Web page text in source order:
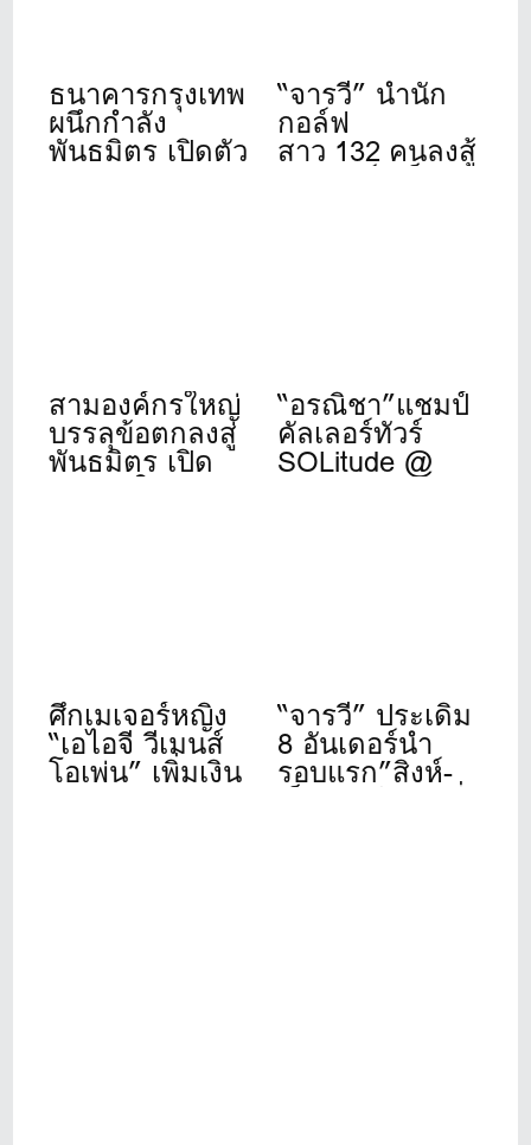
ธนาคารกรุงเทพ
ผนึกกำลัง
พันธมิตร เปิดตัว
“จารวี” นำนัก
กอล์ฟ
สาว 132 คนลงสู้
ศึก”สิงห์- เอ็นเอ
สามองค์กรใหญ่
บรรลุข้อตกลงสู่
พันธมิตร เปิด
ศักราชใหม่ของ
“อรณิชา”แชมป์
คัลเลอร์ทัวร์
SOLitude @
Winsor Park
ศึกเมเจอร์หญิง
“เอไอจี วีเมนส์
โอเพ่น” เพิ่มเงิน
“จารวี” ประเดิม
8 อันเดอร์นำ
รอบแรก”สิงห์-
เอ็นเอสดีเอฟ”ที่